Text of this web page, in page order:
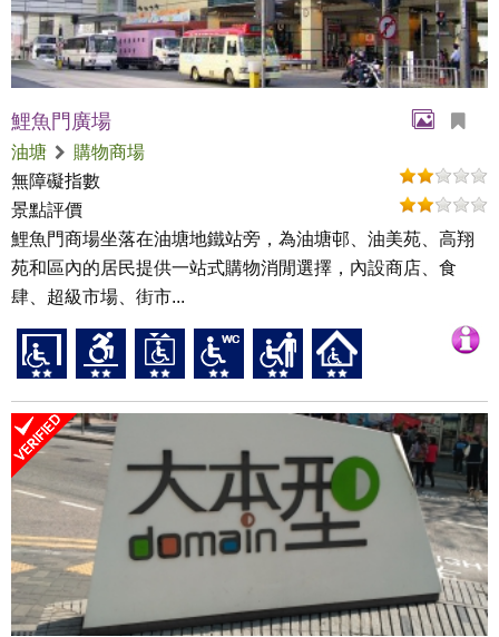
鯉魚門廣場
油塘
購物商場
無障礙指數
景點評價
鯉魚門商場坐落在油塘地鐵站旁，為油塘邨、油美苑、高翔
苑和區內的居民提供一站式購物消閒選擇，內設商店、食
肆、超級市場、街市...